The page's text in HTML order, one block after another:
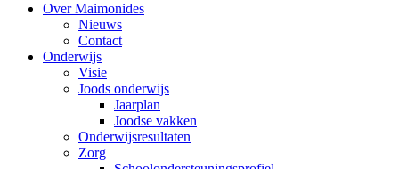
Over Maimonides
Nieuws
Contact
Onderwijs
Visie
Joods onderwijs
Jaarplan
Joodse vakken
Onderwijsresultaten
Zorg